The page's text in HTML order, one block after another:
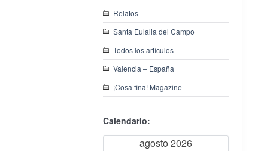
Relatos
Santa Eulalia del Campo
Todos los artículos
Valencia – España
¡Cosa fina! Magazine
Calendario:
agosto 2026